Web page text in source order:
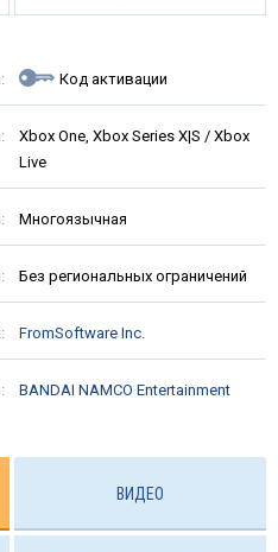
Код активации
Xbox One, Xbox Series X|S / Xbox
Live
Многоязычная
Без региональных ограничений
FromSoftware Inc.
BANDAI NAMCO Entertainment
ВИДЕО